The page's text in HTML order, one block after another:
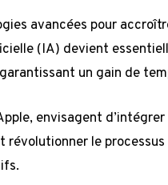
avancées pour
(IA) devient
un gain de
envisagent
le